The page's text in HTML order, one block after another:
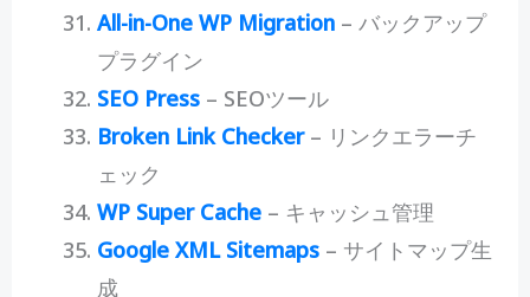
All-in-One WP Migration– バックアップ
プラグイン
SEO Press– SEOツール
Broken Link Checker – リンクエラーチ
ェック
WP Super Cache– キャッシュ管理
Google XML Sitemaps– サイトマップ生
成